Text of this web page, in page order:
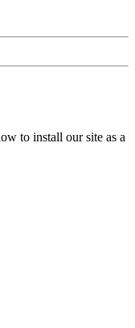
to install our site as a